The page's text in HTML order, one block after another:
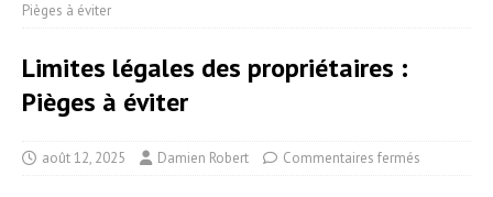
Pièges à éviter
Limites légales des propriétaires :
Pièges à éviter
août 12, 2025 Damien Robert Commentaires fermés